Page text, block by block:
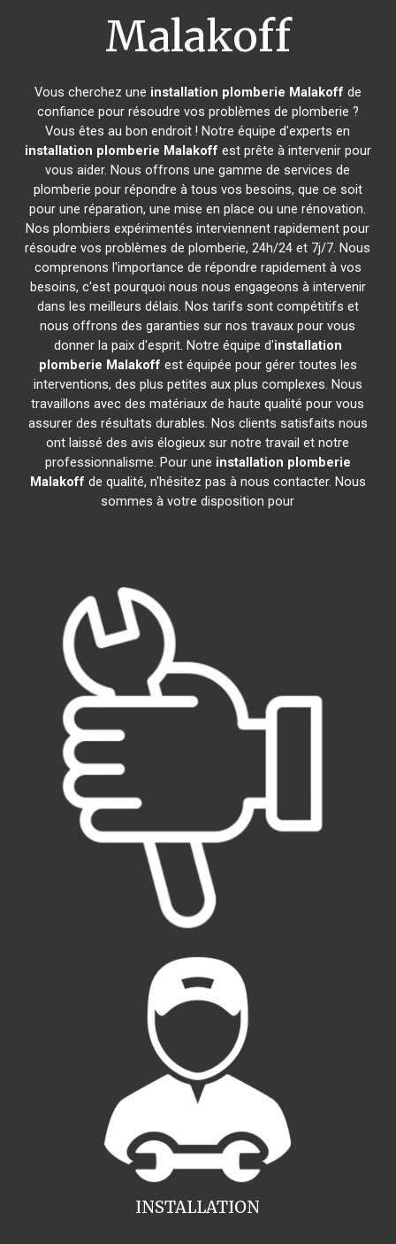
Malakoff
Vous cherchez une installation plomberie Malakoff de
confiance pour résoudre vos problèmes de plomberie ?
Vous êtes au bon endroit ! Notre équipe d'experts en
installation plomberie Malakoff est prête à intervenir pour
vous aider. Nous offrons une gamme de services de
plomberie pour répondre à tous vos besoins, que ce soit
pour une réparation, une mise en place ou une rénovation.
Nos plombiers expérimentés interviennent rapidement pour
résoudre vos problèmes de plomberie, 24h/24 et 7j/7. Nous
comprenons l'importance de répondre rapidement à vos
besoins, c'est pourquoi nous nous engageons à intervenir
dans les meilleurs délais. Nos tarifs sont compétitifs et
nous offrons des garanties sur nos travaux pour vous
donner la paix d'esprit. Notre équipe d'installation
plomberie Malakoff est équipée pour gérer toutes les
interventions, des plus petites aux plus complexes. Nous
travaillons avec des matériaux de haute qualité pour vous
assurer des résultats durables. Nos clients satisfaits nous
ont laissé des avis élogieux sur notre travail et notre
professionnalisme. Pour une installation plomberie
Malakoff de qualité, n'hésitez pas à nous contacter. Nous
sommes à votre disposition pour
INSTALLATION